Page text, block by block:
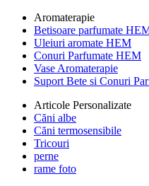
Aromaterapie
Betisoare parfumate
Uleiuri aromate HEM
Conuri Parfumate HEM
Vase Aromaterapie
Suport Bete si Conuri
Articole Personalizate
Căni albe
Căni termosensibile
Tricouri
perne
rame foto